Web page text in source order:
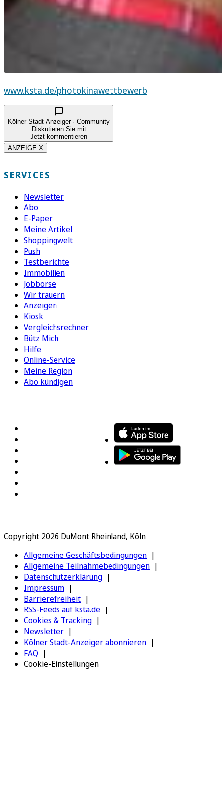
www.ksta.de/photokinawettbewerb
Kölner Stadt-Anzeiger · Community
Diskutieren Sie mit
Jetzt kommentieren
ANZEIGE X
SERVICES
Newsletter
Abo
E-Paper
Meine Artikel
Shoppingwelt
Push
Testberichte
Immobilien
Jobbörse
Wir trauern
Anzeigen
Kiosk
Vergleichsrechner
Bütz Mich
Hilfe
Online-Service
Meine Region
Abo kündigen
Copyright 2026 DuMont Rheinland, Köln
Allgemeine Geschäftsbedingungen
Allgemeine Teilnahmebedingungen
Datenschutzerklärung
Impressum
Barrierefreiheit
RSS-Feeds auf ksta.de
Cookies & Tracking
Newsletter
Kölner Stadt-Anzeiger abonnieren
FAQ
Cookie-Einstellungen